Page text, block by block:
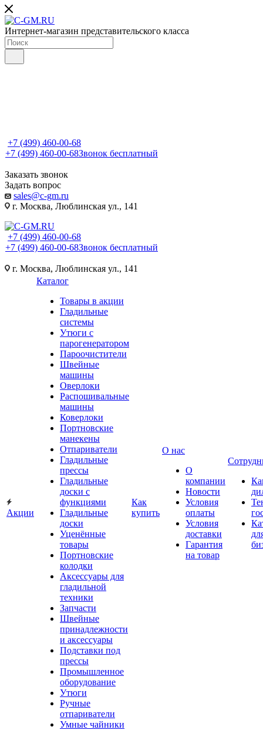
Интернет-магазин представительского класса
+7 (499) 460-00-68
+7 (499) 460-00-68Звонок бесплатный
Заказать звонок
Задать вопрос
sales@c-gm.ru
г. Москва, Люблинская ул., 141
+7 (499) 460-00-68
+7 (499) 460-00-68Звонок бесплатный
г. Москва, Люблинская ул., 141
Акции
Каталог
Товары в акции
Гладильные
системы
Утюги с
парогенератором
Пароочистители
Швейные
машины
Оверлоки
Распошивальные
машины
Коверлоки
Портновские
манекены
Отпариватели
Гладильные
прессы
Гладильные
доски с
функциями
Гладильные
доски
Уценённые
товары
Портновские
колодки
Аксессуары для
гладильной
техники
Запчасти
Швейные
принадлежности
и аксессуары
Подставки под
прессы
Промышленное
оборудование
Утюги
Ручные
отпариватели
Умные чайники
Как
купить
О нас
О
компании
Новости
Условия
оплаты
Условия
доставки
Гарантия
на товар